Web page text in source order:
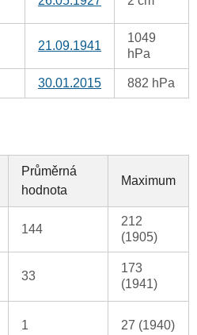
21.09.1941
1049
hPa
30.01.2015 882 hPa
Průměrná
hodnota
Maximum
144
212
(1905)
33
173
(1941)
1 27 (1940)